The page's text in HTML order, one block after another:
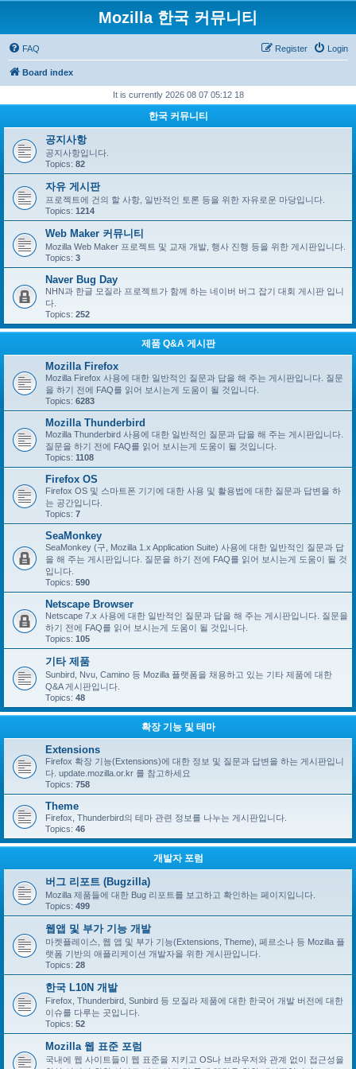
Mozilla 한국 커뮤니티
FAQ Login
Register
Board index
It is currently 2026 08 07 05:12 18
한국 커뮤니티
공지사항
공지사항입니다.
Topics: 82
자유 게시판
프로젝트에 건의 할 사항, 일반적인 토론 등을 위한 자유로운 마당입니다.
Topics: 1214
Web Maker 커뮤니티
Mozilla Web Maker 프로젝트 및 교재 개발, 행사 진행 등을 위한 게시판입니다.
Topics: 3
Naver Bug Day
NHN과 한글 모질라 프로젝트가 함께 하는 네이버 버그 잡기 대회 게시판 입니
다.
Topics: 252
제품 Q&A 게시판
Mozilla Firefox
Mozilla Firefox 사용에 대한 일반적인 질문과 답을 해 주는 게시판입니다. 질문
을 하기 전에 FAQ를 읽어 보시는게 도움이 될 것입니다.
Topics: 6283
Mozilla Thunderbird
Mozilla Thunderbird 사용에 대한 일반적인 질문과 답을 해 주는 게시판입니다.
질문을 하기 전에 FAQ를 읽어 보시는게 도움이 될 것입니다.
Topics: 1108
Firefox OS
Firefox OS 및 스마트폰 기기에 대한 사용 및 활용법에 대한 질문과 답변을 하
는 공간입니다.
Topics: 7
SeaMonkey
SeaMonkey (구, Mozilla 1.x Application Suite) 사용에 대한 일반적인 질문과 답
을 해 주는 게시판입니다. 질문을 하기 전에 FAQ를 읽어 보시는게 도움이 될 것
입니다.
Topics: 590
Netscape Browser
Netscape 7.x 사용에 대한 일반적인 질문과 답을 해 주는 게시판입니다. 질문을
하기 전에 FAQ를 읽어 보시는게 도움이 될 것입니다.
Topics: 105
기타 제품
Sunbird, Nvu, Camino 등 Mozilla 플랫폼을 채용하고 있는 기타 제품에 대한
Q&A 게시판입니다.
Topics: 48
확장 기능 및 테마
Extensions
Firefox 확장 기능(Extensions)에 대한 정보 및 질문과 답변을 하는 게시판입니
다. update.mozilla.or.kr 를 참고하세요
Topics: 758
Theme
Firefox, Thunderbird의 테마 관련 정보를 나누는 게시판입니다.
Topics: 46
개발자 포럼
버그 리포트 (Bugzilla)
Mozilla 제품들에 대한 Bug 리포트를 보고하고 확인하는 페이지입니다.
Topics: 499
웹앱 및 부가 기능 개발
마켓플레이스, 웹 앱 및 부가 기능(Extensions, Theme), 페르소나 등 Mozilla 플
랫폼 기반의 애플리케이션 개발자을 위한 게시판입니다.
Topics: 28
한국 L10N 개발
Firefox, Thunderbird, Sunbird 등 모질라 제품에 대한 한국어 개발 버전에 대한
이슈를 다루는 곳입니다.
Topics: 52
Mozilla 웹 표준 포럼
국내에 웹 사이트들이 웹 표준을 지키고 OS나 브라우저와 관계 없이 접근성을